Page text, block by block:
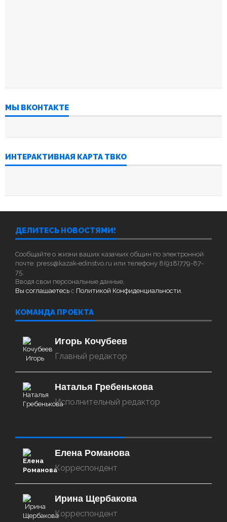
МЫ ВКОНТАКТЕ
ИНТЕРАКТИВНАЯ КАРТА ТВКО
ДЕЛИТЕСЬ НОВОСТЯМИ!
Сообщайте о жизни ваших казачьих общин по электронной
почте: press@kazak-edinstvo.ru или телефону 8(918)779-87-
75.
Вводя свои персональные данные,
Вы соглашаетесь с Политикой Конфиденциальности.
КОМАНДА ПРОЕКТА
Игорь Кочубеев
Главный редактор
Наталья Гребенькова
Исполнительный редактор
Елена Романова
Корреспондент
Ирина Щербакова
Корреспондент